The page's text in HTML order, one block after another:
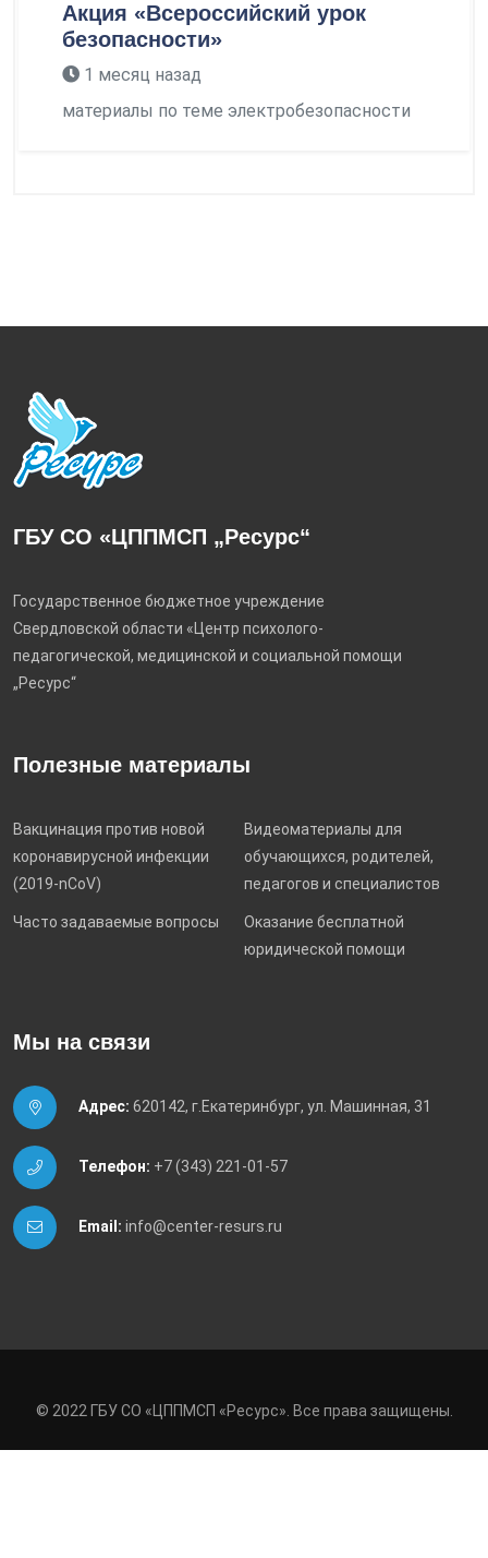
Акция «Всероссийский урок
безопасности»
1 месяц назад
материалы по теме электробезопасности
ГБУ СО «ЦППМСП „Ресурс“
Государственное бюджетное учреждение
Свердловской области «Центр психолого-
педагогической, медицинской и социальной помощи
„Ресурс“
Полезные материалы
Вакцинация против новой
коронавирусной инфекции
(2019-nCoV)
Видеоматериалы для
обучающихся, родителей,
педагогов и специалистов
Часто задаваемые вопросы
Оказание бесплатной
юридической помощи
Мы на связи
Адрес: 620142, г.Екатеринбург, ул. Машинная, 31
Телефон: +7 (343) 221-01-57
Email: info@center-resurs.ru
© 2022 ГБУ СО «ЦППМСП «Ресурс». Все права защищены.